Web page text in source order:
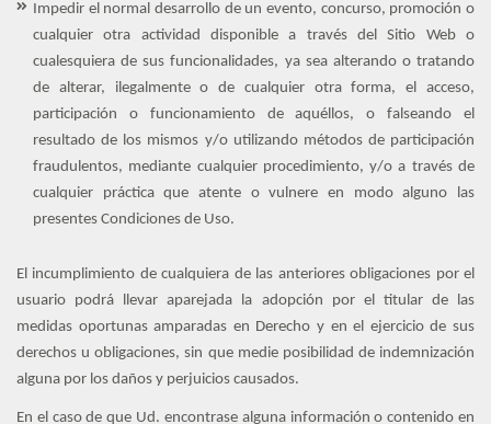
Impedir el normal desarrollo de un evento, concurso, promoción o
cualquier otra actividad disponible a través del Sitio Web o
cualesquiera de sus funcionalidades, ya sea alterando o tratando
de alterar, ilegalmente o de cualquier otra forma, el acceso,
participación o funcionamiento de aquéllos, o falseando el
resultado de los mismos y/o utilizando métodos de participación
fraudulentos, mediante cualquier procedimiento, y/o a través de
cualquier práctica que atente o vulnere en modo alguno las
presentes Condiciones de Uso.
El incumplimiento de cualquiera de las anteriores obligaciones por el
usuario podrá llevar aparejada la adopción por el titular de las
medidas oportunas amparadas en Derecho y en el ejercicio de sus
derechos u obligaciones, sin que medie posibilidad de indemnización
alguna por los daños y perjuicios causados.
En el caso de que Ud. encontrase alguna información o contenido en